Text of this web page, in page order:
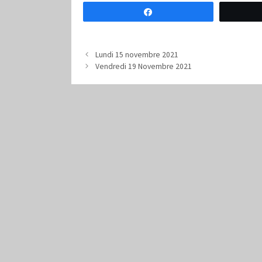
Lundi 15 novembre 2021
Vendredi 19 Novembre 2021